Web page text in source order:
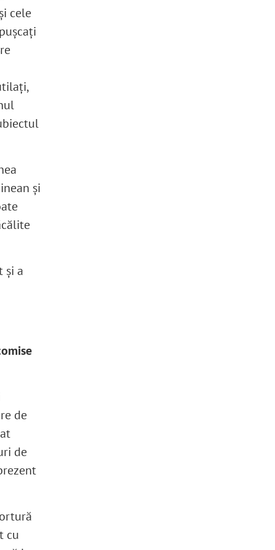
cele
și
și a
de
de
cu